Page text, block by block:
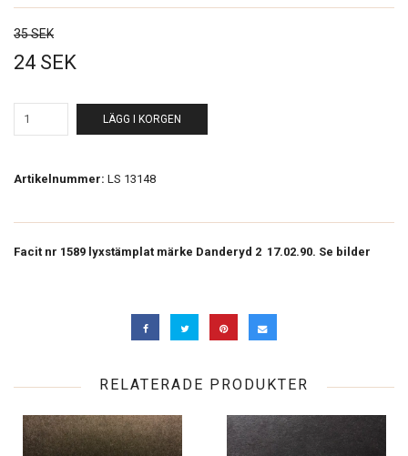
35 SEK
24 SEK
LÄGG I KORGEN
Artikelnummer: LS 13148
Facit nr 1589 lyxstämplat märke Danderyd 2 17.02.90. Se bilder
RELATERADE PRODUKTER